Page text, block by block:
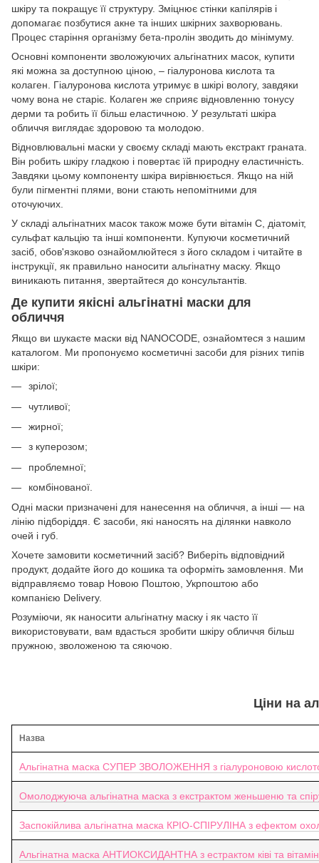
шкіру та покращує її структуру. Зміцнює стінки капілярів і
допомагає позбутися акне та інших шкірних захворювань.
Процес старіння організму бета-пролін зводить до мінімуму.
Основні компоненти зволожуючих альгінатних масок, купити
які можна за доступною ціною, – гіалуронова кислота та
колаген. Гіалуронова кислота утримує в шкірі вологу, завдяки
чому вона не старіє. Колаген же сприяє відновленню тонусу
дерми та робить її більш еластичною. У результаті шкіра
обличчя виглядає здоровою та молодою.
Відновлювальні маски у своєму складі мають екстракт граната.
Він робить шкіру гладкою і повертає їй природну еластичність.
Завдяки цьому компоненту шкіра вирівнюється. Якщо на ній
були пігментні плями, вони стають непомітними для
оточуючих.
У складі альгінатних масок також може бути вітамін С, діатоміт,
сульфат кальцію та інші компоненти. Купуючи косметичний
засіб, обов'язково ознайомлюйтеся з його складом і читайте в
інструкції, як правильно наносити альгінатну маску. Якщо
виникають питання, звертайтеся до консультантів.
Де купити якісні альгінатні маски для
обличчя
Якщо ви шукаєте маски від NANOCODE, ознайомтеся з нашим
каталогом. Ми пропонуємо косметичні засоби для різних типів
шкіри:
зрілої;
чутливої;
жирної;
з куперозом;
проблемної;
комбінованої.
Одні маски призначені для нанесення на обличчя, а інші — на
лінію підборіддя. Є засоби, які наносять на ділянки навколо
очей і губ.
Хочете замовити косметичний засіб? Виберіть відповідний
продукт, додайте його до кошика та оформіть замовлення. Ми
відправляємо товар Новою Поштою, Укрпоштою або
компанією Delivery.
Розуміючи, як наносити альгінатну маску і як часто її
використовувати, вам вдасться зробити шкіру обличчя більш
пружною, зволоженою та сяючою.
Ціни на
Назва
Альгінатна маска СУПЕР ЗВОЛОЖЕННЯ з гіалуроновою
Омолоджуюча альгінатна маска з екстрактом женьшеню та
Заспокійлива альгінатна маска КРІО-СПІРУЛІНА з ефектом
Альгінатна маска АНТИОКСИДАНТНА з естрактом ківі та